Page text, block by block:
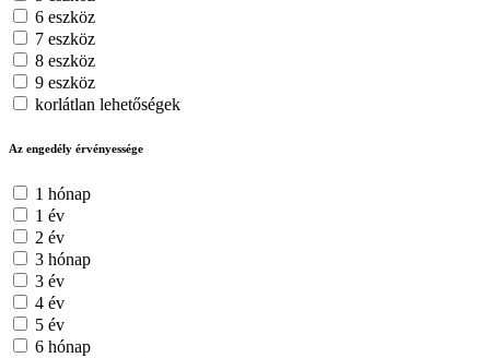
6 eszköz
7 eszköz
8 eszköz
9 eszköz
korlátlan lehetőségek
Az engedély érvényessége
1 hónap
1 év
2 év
3 hónap
3 év
4 év
5 év
6 hónap